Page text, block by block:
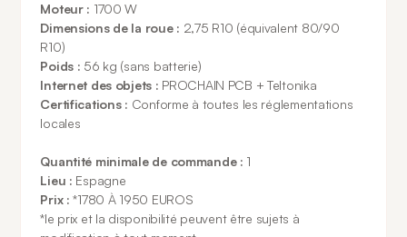
Moteur : 1700 W
Dimensions de la roue : 2,75 R10 (équivalent 80/90
R10)
Poids : 56 kg (sans batterie)
Internet des objets : PROCHAIN PCB + Teltonika
Certifications : Conforme à toutes les réglementations
locales
Quantité minimale de commande : 1
Lieu : Espagne
Prix :*1780 À 1950 EUROS
*le prix et la disponibilité peuvent être sujets à